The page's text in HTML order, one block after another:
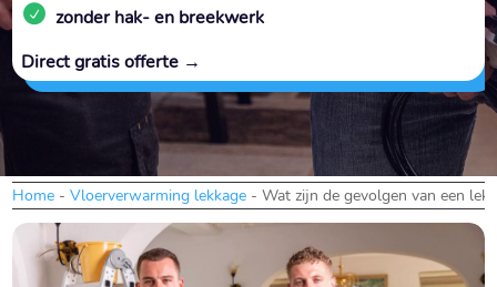
zonder hak- en breekwerk
Direct gratis offerte →
Home -Vloerverwarming lekkage -Wat zijn de gevolgen van een